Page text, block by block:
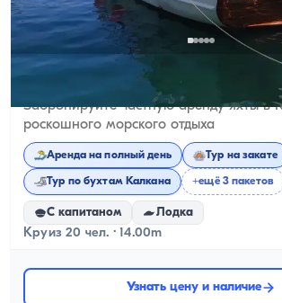
Калкан, Antalya
Забронируйте частную аренду яхты в
роскошного морского отдыха
Аренда на полный день Тур на закате
Тур по бухтам Калкана +ещё 3 пакетов
С капитаном Лодка
Круиз 20 чел. · 14.00m
Узнать цену и наличие